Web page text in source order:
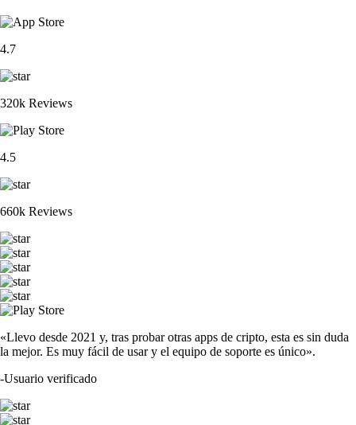
4.7
320k Reviews
4.5
660k Reviews
«Llevo desde 2021 y, tras probar otras apps de cripto, esta es sin duda
la mejor. Es muy fácil de usar y el equipo de soporte es único».
-Usuario verificado